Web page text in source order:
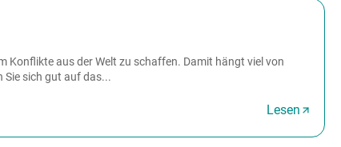
Konflikte aus der Welt zu schaffen. Damit hängt viel von
Sie sich gut auf das...
Lesen